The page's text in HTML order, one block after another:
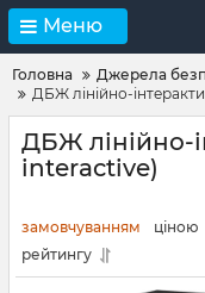
Меню
Головна
Джерела
ДБЖ лінійно-
ДБЖ лінійно-
interactive)
замовчуванням ціною
рейтингу